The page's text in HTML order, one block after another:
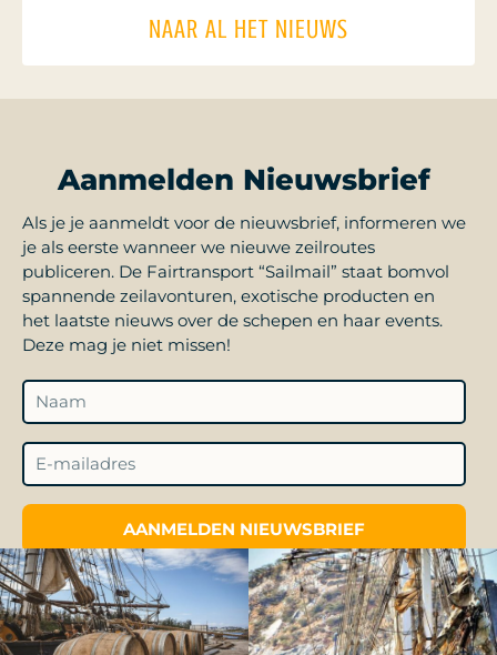
NAAR AL HET NIEUWS
Aanmelden Nieuwsbrief
Als je je aanmeldt voor de nieuwsbrief, informeren we
je als eerste wanneer we nieuwe zeilroutes
publiceren. De Fairtransport “Sailmail” staat bomvol
spannende zeilavonturen, exotische producten en
het laatste nieuws over de schepen en haar events.
Deze mag je niet missen!
AANMELDEN NIEUWSBRIEF